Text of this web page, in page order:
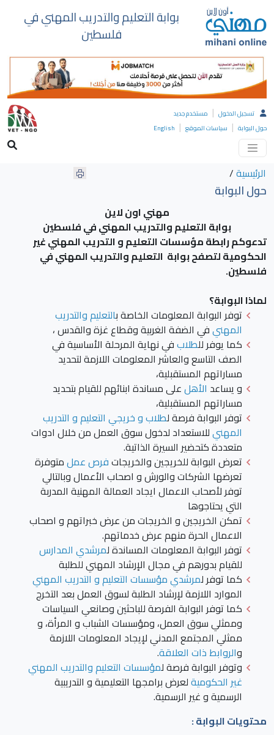
بوابة التعليم والتدريب المهني في
فلسطين
تسجيل الدخول | مستخدم جديد
حول البوابة | سياسات الموقع |
English
الرئيسية/
حول البوابة
مهني اون لاين
بوابة التعليم والتدريب المهني في فلسطين
تدعوكم رابطة مؤسسات التعليم و التدريب المهني غير
الحكومية لتصفح بوابة التعليم والتدريب المهني في
فلسطين.
لماذا البوابة؟
توفر البوابة المعلومات الخاصة بالتعليم والتدريب
المهنيفي الضفة الغربية وقطاع غزة والقدس ،
كما يوفر للطلابفي نهاية المرحلة الأساسية في
الصف التاسع والعاشر المعلومات اللازمة لتحديد
مساراتهم المستقبلية،
و يساعد الأهلعلى مساندة ابنائهم للقيام بتحديد
مساراتهم المستقبلية،
توفر البوابة فرصة لطلاب و خريجي التعليم و التدريب
المهنيللاستعداد لدخول سوق العمل من خلال ادوات
متعددة كتحضير السيرة الذاتية.
تعرض البوابة للخريجين والخريجاتفرص عملمتوفرة
تعرضها الشركات والورش و اصحاب الأعمال وبالتالي
توفر لأصحاب الاعمال ايجاد العمالة المهنية المدربة
التي يحتاجوها
تمكن الخريجين و الخريجات من عرض خبراتهم و اصحاب
الاعمال الحرة منهم عرض خدماتهم.
توفر البوابة المعلومات المساندة لمرشدي المدارس
للقيام بدورهم في مجال الإرشاد المهني للطلبة
كما توفر لمرشدي مؤسسات التعليم و التدريب المهني
الموارد اللازمة لإرشاد الطلبة لسوق العمل بعد التخرج
كما توفر البوابة الفرصة للباحثين وصانعي السياسات
وممثلي سوق العمل، ومؤسسات الشباب و المرأة، و
ممثلي المجتمع المدني لإيجاد المعلومات اللازمة
والروابط ذات العلاقة.
وتوفر البوابة فرصة لمؤسسات التعليم والتدريب المهني
غير الحكوميةلعرض برامجها التعليمية و التدريبية
الرسمية و غير الرسمية.
محتويات البوابة :